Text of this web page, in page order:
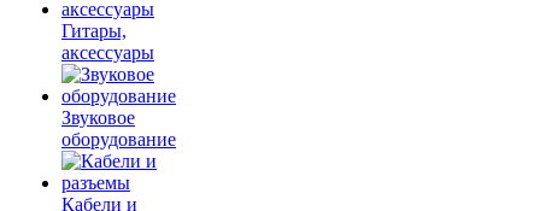
Гитары,
аксессуары
Звуковое
оборудование
Кабели и